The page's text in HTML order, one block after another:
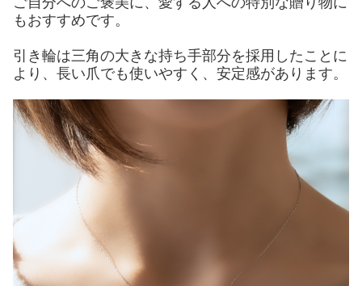
もおすすめです。
引き輪は三角の大きな持ち手部分を採用したことに
より、長い爪でも使いやすく、安定感があります。